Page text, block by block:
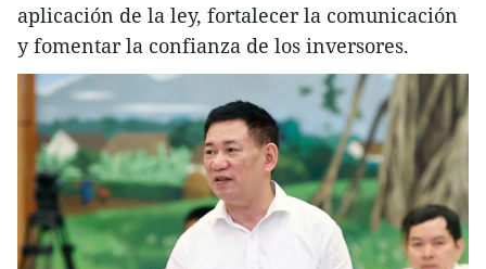
aplicación de la ley, fortalecer la comunicación
y fomentar la confianza de los inversores.